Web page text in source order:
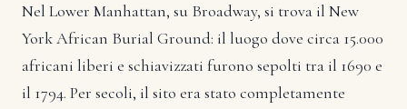
Nel Lower Manhattan, su Broadway, si trova il New
York African Burial Ground: il luogo dove circa 15.000
africani liberi e schiavizzati furono sepolti tra il 1690 e
il 1794. Per secoli, il sito era stato completamente